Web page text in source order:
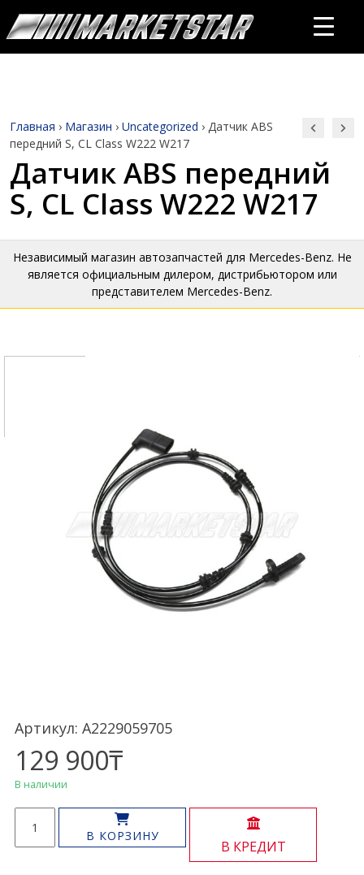
Главная › Магазин › Uncategorized › Датчик ABS
передний S, CL Class W222 W217
Датчик ABS передний
S, CL Class W222 W217
Независимый магазин автозапчастей для Mercedes-Benz. Не
является официальным дилером, дистрибьютором или
представителем Mercedes-Benz.
Артикул: A2229059705
129 900₸
В наличии
товара
Датчик
В КОРЗИНУ
В КРЕДИТ